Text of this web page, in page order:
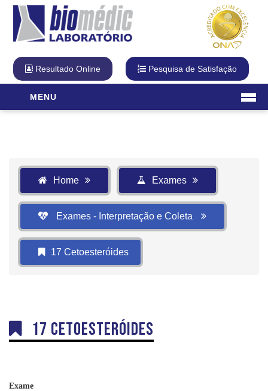
Resultado Online Pesquisa de Satisfação
MENU
Qualidade
Cartão Fidelidade
Visita Virtual
Unidades
Exames
DNA
Sexagem Fetal
Home Exames
Exames - Interpretação e Coleta
17 Cetoesteróides
17 Cetoesteróides
Exame